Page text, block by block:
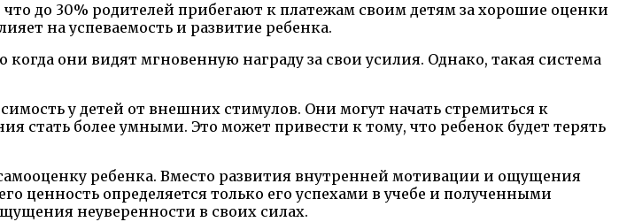
до 30% родителей прибегают к платежам своим детям за хорошие оценки
на успеваемость и развитие ребенка.
они видят мгновенную награду за свои усилия. Однако, такая система
у детей от внешних стимулов. Они могут начать стремиться к
стать более умными. Это может привести к тому, что ребенок будет терять
ребенка. Вместо развития внутренней мотивации и ощущения
ценность определяется только его успехами в учебе и полученными
неуверенности в своих силах.